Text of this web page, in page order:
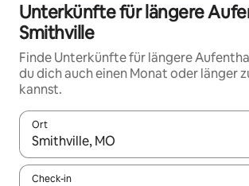
Unterkünfte für längere
Smithville
Finde Unterkünfte für längere
du dich auch einen Monat oder länger
kannst.
Ort
Wenn Ergebnisse verfügbar sind,
Check-in